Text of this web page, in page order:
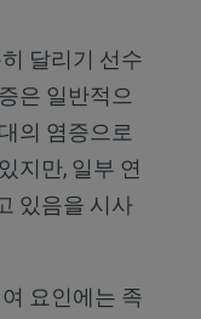
달리기 선수
은 일반적으
의 염증으로
지만, 일부 연
있음을 시사
요인에는 족